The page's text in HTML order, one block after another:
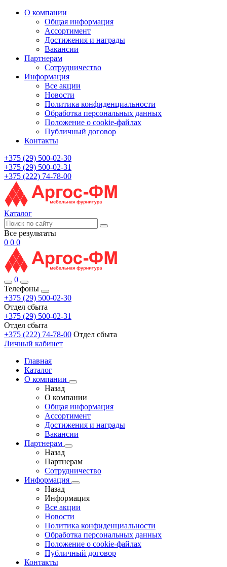
О компании
Общая информация
Ассортимент
Достижения и награды
Вакансии
Партнерам
Сотрудничество
Информация
Все акции
Новости
Политика конфиденциальности
Обработка персональных данных
Положение о cookie-файлах
Публичный договор
Контакты
+375 (29) 500-02-30
+375 (29) 500-02-31
+375 (222) 74-78-00
Каталог
Все результаты
0 0 0
0
Телефоны
+375 (29) 500-02-30
Отдел сбыта
+375 (29) 500-02-31
Отдел сбыта
+375 (222) 74-78-00 Отдел сбыта
Личный кабинет
Главная
Каталог
О компании
Назад
О компании
Общая информация
Ассортимент
Достижения и награды
Вакансии
Партнерам
Назад
Партнерам
Сотрудничество
Информация
Назад
Информация
Все акции
Новости
Политика конфиденциальности
Обработка персональных данных
Положение о cookie-файлах
Публичный договор
Контакты